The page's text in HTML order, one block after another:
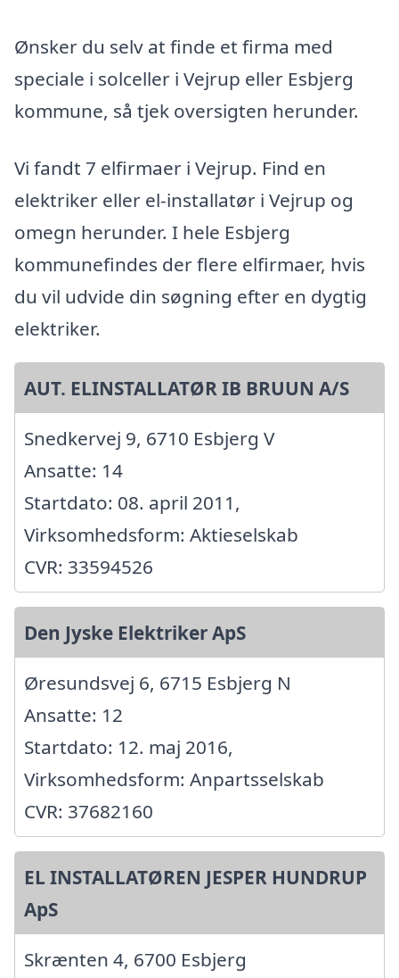
Ønsker du selv at finde et firma med
speciale i solceller i Vejrup eller Esbjerg
kommune, så tjek oversigten herunder.
Vi fandt 7 elfirmaer i Vejrup. Find en
elektriker eller el-installatør i Vejrup og
omegn herunder. I hele Esbjerg
kommunefindes der flere elfirmaer, hvis
du vil udvide din søgning efter en dygtig
elektriker.
AUT. ELINSTALLATØR IB BRUUN A/S
Snedkervej 9, 6710 Esbjerg V
Ansatte: 14
Startdato: 08. april 2011,
Virksomhedsform: Aktieselskab
CVR: 33594526
Den Jyske Elektriker ApS
Øresundsvej 6, 6715 Esbjerg N
Ansatte: 12
Startdato: 12. maj 2016,
Virksomhedsform: Anpartsselskab
CVR: 37682160
EL INSTALLATØREN JESPER HUNDRUP
ApS
Skrænten 4, 6700 Esbjerg